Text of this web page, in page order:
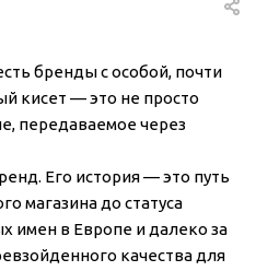
бренды с особой, почти
кисет — это не просто
передаваемое через
Его история — это путь
магазина до статуса
имен в Европе и далеко за
качества для